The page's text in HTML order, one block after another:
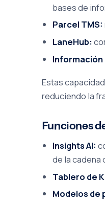
bases de
Parcel TMS:
LaneHub:
Estas
reduciendo la
Funciones
Insights AI:
de la cadena
Tablero de
Modelos de